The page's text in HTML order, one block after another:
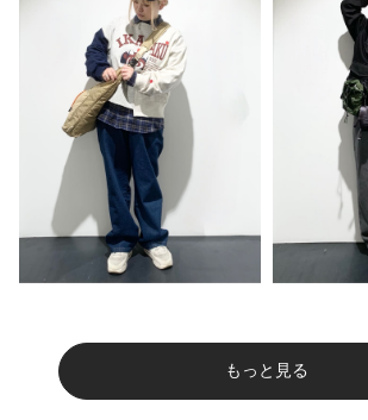
もっと見る